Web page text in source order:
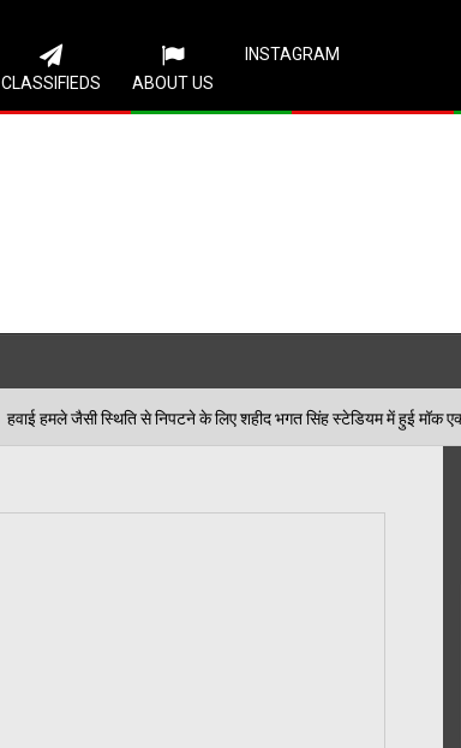
CLASSIFIEDS ABOUT US
INSTAGRAM
06/08/2026 हवाई हमले जैसी स्थिति से निपटने के लिए शहीद